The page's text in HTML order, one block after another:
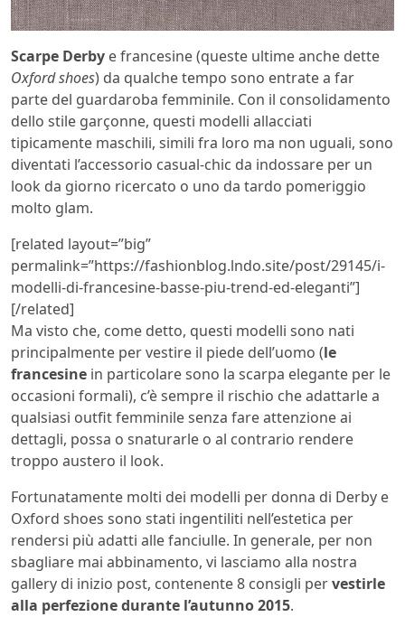
Scarpe Derby e francesine (queste ultime anche dette
Oxford shoes) da qualche tempo sono entrate a far
parte del guardaroba femminile. Con il consolidamento
dello stile garçonne, questi modelli allacciati
tipicamente maschili, simili fra loro ma non uguali, sono
diventati l’accessorio casual-chic da indossare per un
look da giorno ricercato o uno da tardo pomeriggio
molto glam.
[related layout=”big”
permalink=”https://fashionblog.lndo.site/post/29145/i-
modelli-di-francesine-basse-piu-trend-ed-eleganti”]
[/related]
Ma visto che, come detto, questi modelli sono nati
principalmente per vestire il piede dell’uomo (le
francesine in particolare sono la scarpa elegante per le
occasioni formali), c’è sempre il rischio che adattarle a
qualsiasi outfit femminile senza fare attenzione ai
dettagli, possa o snaturarle o al contrario rendere
troppo austero il look.
Fortunatamente molti dei modelli per donna di Derby e
Oxford shoes sono stati ingentiliti nell’estetica per
rendersi più adatti alle fanciulle. In generale, per non
sbagliare mai abbinamento, vi lasciamo alla nostra
gallery di inizio post, contenente 8 consigli pervestirle
alla perfezione durante l’autunno 2015.